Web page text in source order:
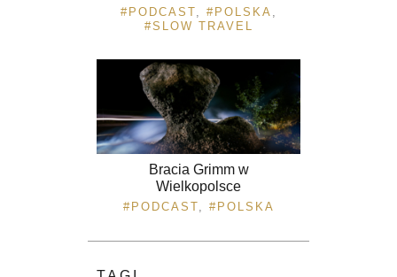
PODCAST POLSKA
SLOW TRAVEL
Bracia Grimm w
Wielkopolsce
PODCAST, POLSKA